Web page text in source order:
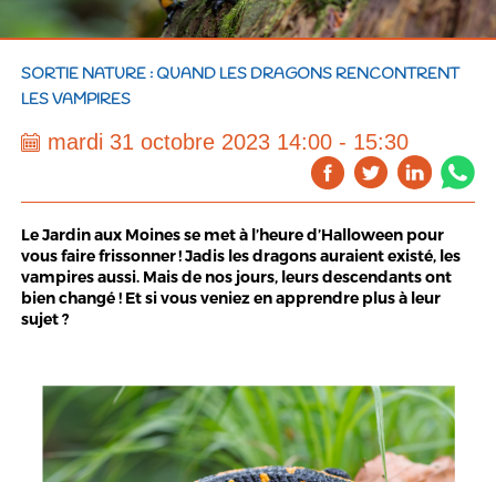
SORTIE NATURE : QUAND LES DRAGONS RENCONTRENT
LES VAMPIRES
mardi 31 octobre 2023 14:00 - 15:30
Le Jardin aux Moines se met à l’heure d’Halloween pour
vous faire frissonner ! Jadis les dragons auraient existé, les
vampires aussi. Mais de nos jours, leurs descendants ont
bien changé ! Et si vous veniez en apprendre plus à leur
sujet ?